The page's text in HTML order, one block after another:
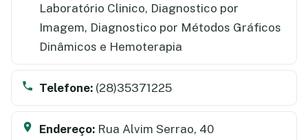
Laboratório Clinico, Diagnostico por
Imagem, Diagnostico por Métodos Gráficos
Dinâmicos e Hemoterapia
Telefone: (28)35371225
Endereço: Rua Alvim Serrao, 40